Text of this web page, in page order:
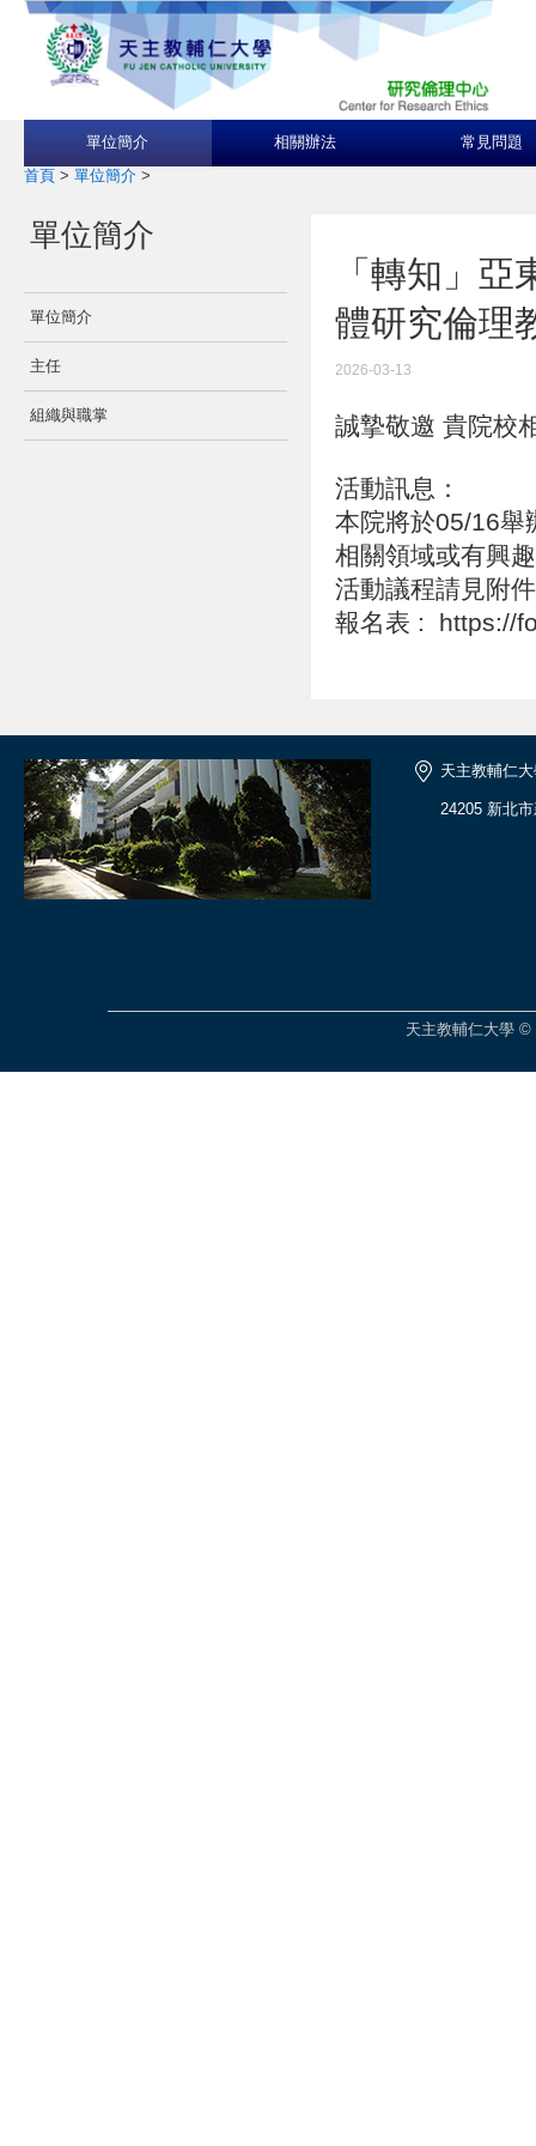
單位簡介 相關辦法 常見問題
首頁 > 單位簡介 >
單位簡介
單位簡介
主任
組織與職掌
「轉知」
體研究倫理
2026-03-13
誠摯敬邀 貴院校
活動訊息：
本院將於05/16舉
相關領域或有興
活動議程請見附
報名表 : https://
天主教輔仁
24205 新北
天主教輔仁大學 ©